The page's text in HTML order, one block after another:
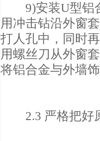
9)安装U型铝合
用冲击钻沿外窗
打人孔中，同时
用螺丝刀从外窗
将铝合金与外墙
2.3 严格把好